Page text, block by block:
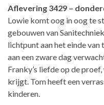
Aflevering 3429 –
Lowie komt oog in oog te
gebouwen van
lichtpunt aan het einde van
aan een zware dag
Franky’s liefde op de
krijgt. Tom heeft een
kinderen.